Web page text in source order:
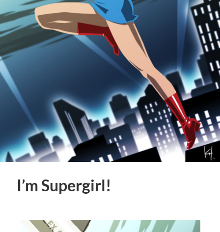
I’m Supergirl!